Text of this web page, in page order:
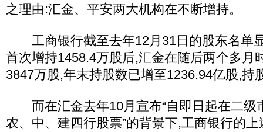
之理由:汇金、平安两大机构在不断增持。
工商银行截至去年12月31日的股东名单
首次增持1458.4万股后,汇金在随后两个多月
3847万股,年末持股数已增至1236.94亿股,持
而在汇金去年10月宣布“自即日起在二级
农、中、建四行股票”的背景下,工商银行的